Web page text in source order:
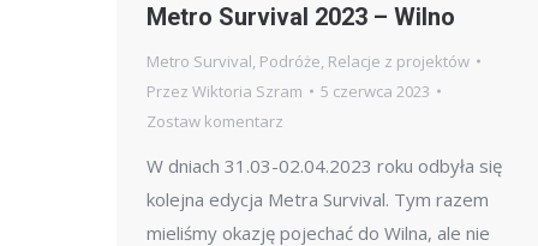
Metro Survival 2023 – Wilno
Metro Survival, Podróże, Relacje z projektów
Przez Wiktoria Szram
5 czerwca 2023
Zostaw komentarz
W dniach 31.03-02.04.2023 roku odbyła się
kolejna edycja Metra Survival. Tym razem
mieliśmy okazję pojechać do Wilna, ale nie